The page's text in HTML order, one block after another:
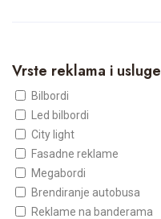
Vrste reklama i usluge
Bilbordi
Led bilbordi
City light
Fasadne reklame
Megabordi
Brendiranje autobusa
Reklame na banderama